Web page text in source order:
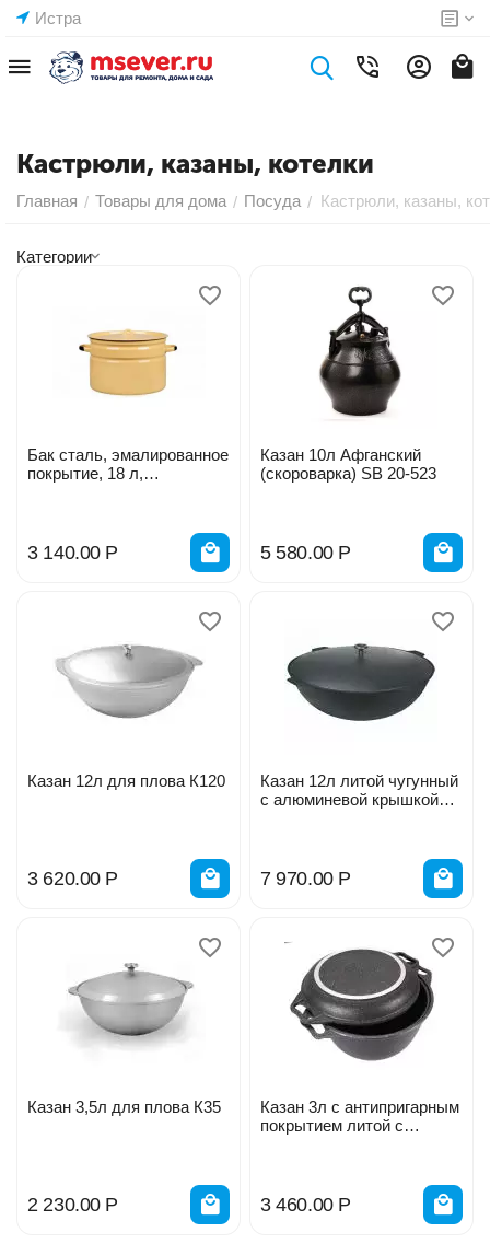
Истра
Кастрюли, казаны, котелки
Главная / Товары для дома / Посуда / Кастрюли, казаны,
Категории
Бак сталь, эмалированное
покрытие, 18 л,
3 140.00 Р
Казан 10л Афганский
(скороварка) SB 20-523
5 580.00 Р
Казан 12л для плова К120
3 620.00 Р
Казан 12л литой чугунный
с алюминевой крышкой
7 970.00 Р
Казан 3,5л для плова К35
2 230.00 Р
Казан 3л с антипригарным
покрытием литой с
3 460.00 Р